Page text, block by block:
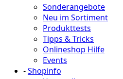
Sonderangebote
Neu im Sortiment
Produkttests
Tipps & Tricks
Onlineshop Hilfe
Events
-Shopinfo